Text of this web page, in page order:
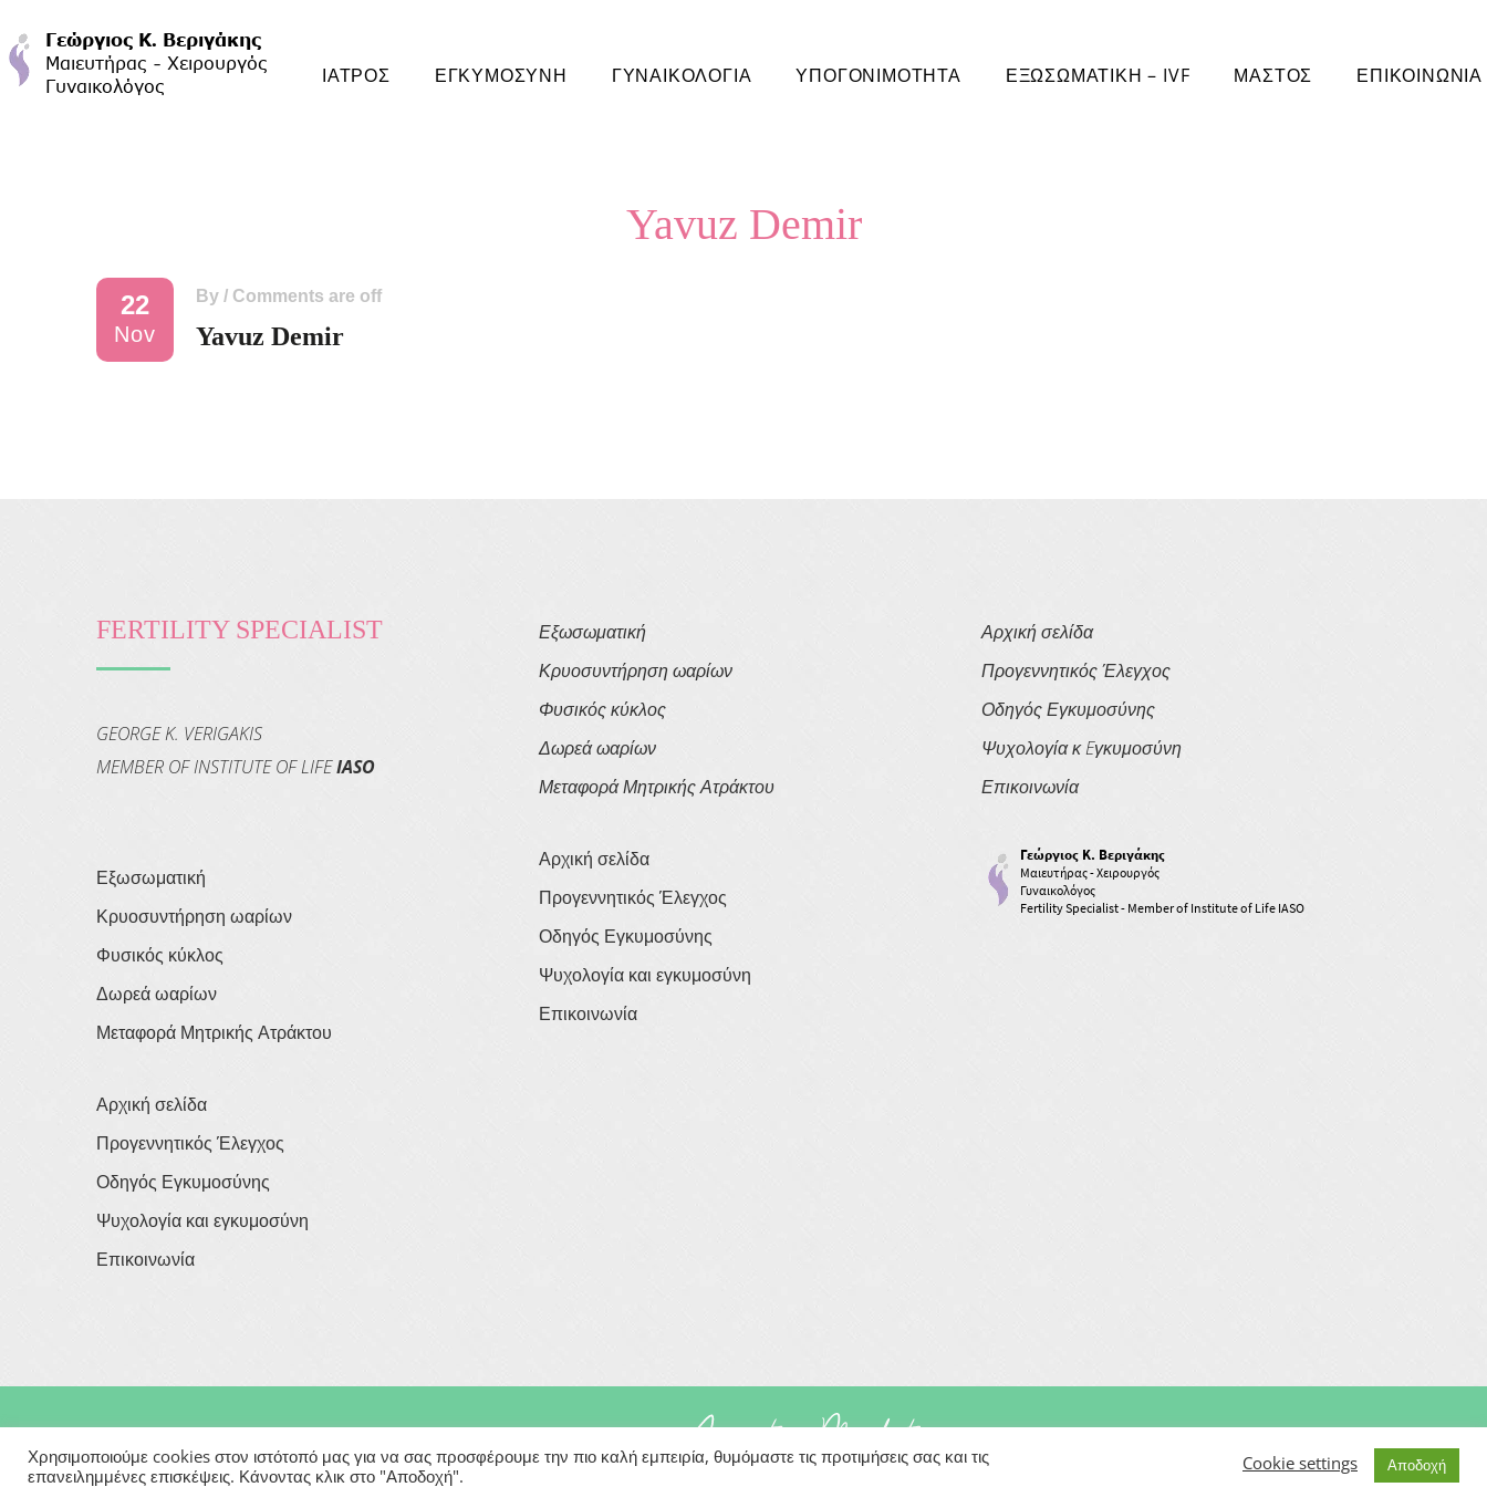
ΙΑΤΡΟΣ ΕΓΚΥΜΟΣΥΝΗ ΓΥΝΑΙΚΟΛΟΓΙΑ ΥΠΟΓΟΝΙΜΟΤΗΤΑ ΕΞΩΣΩΜΑΤΙΚΗ – IVF ΜΑΣΤΟΣ ΕΠΙΚΟΙΝΩΝΙΑ
Yavuz Demir
22
Nov
By / Comments are off
Yavuz Demir
FERTILITY SPECIALIST
GEORGE K. VERIGAKIS
MEMBER OF INSTITUTE OF LIFEIASO
Εξωσωματική
Κρυοσυντήρηση ωαρίων
Φυσικός κύκλος
Δωρεά ωαρίων
Μεταφορά Μητρικής Ατράκτου
Αρχική σελίδα
Προγεννητικός Έλεγχος
Οδηγός Εγκυμοσύνης
Ψυχολογία και εγκυμοσύνη
Επικοινωνία
Εξωσωματική
Κρυοσυντήρηση ωαρίων
Φυσικός κύκλος
Δωρεά ωαρίων
Μεταφορά Μητρικής Ατράκτου
Αρχική σελίδα
Προγεννητικός Έλεγχος
Οδηγός Εγκυμοσύνης
Ψυχολογία και εγκυμοσύνη
Επικοινωνία
Αρχική σελίδα
Προγεννητικός Έλεγχος
Οδηγός Εγκυμοσύνης
Ψυχολογία κ Eγκυμοσύνη
Επικοινωνία
Χρησιμοποιούμε cookies στον ιστότοπό μας για να σας προσφέρουμε την πιο καλή εμπειρία, θυμόμαστε τις προτιμήσεις σας και τις
επανειλημμένες επισκέψεις. Κάνοντας κλικ στο "Αποδοχή".
Cookie settings Αποδοχή